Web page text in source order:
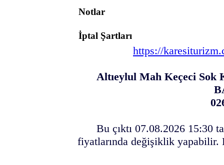
Notlar
İptal Şartları
https://
Altıeylul Mah Keçeci Sok
Bu çıktı 07.08.2026 15:30
fiyatlarında değişiklik yapabilir.